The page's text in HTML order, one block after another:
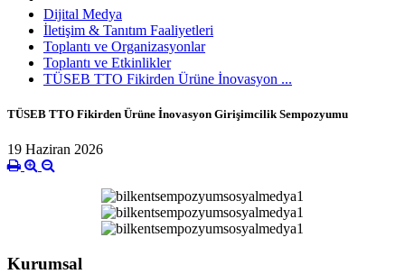
Dijital Medya
İletişim & Tanıtım Faaliyetleri
Toplantı ve Organizasyonlar
Toplantı ve Etkinlikler
TÜSEB TTO Fikirden Ürüne İnovasyon ...
TÜSEB TTO Fikirden Ürüne İnovasyon Girişimcilik Sempozyumu
19 Haziran 2026
Kurumsal